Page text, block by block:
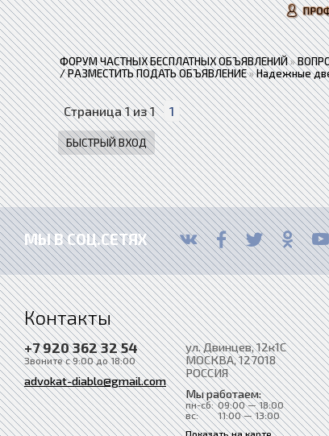
ФОРУМ ЧАСТНЫХ БЕСПЛАТНЫХ ОБЪЯВЛЕНИЙ»
/ РАЗМЕСТИТЬ ПОДАТЬ ОБЪЯВЛЕНИЕ»Надежные
Страница1из1
1
МЫ В СОЦ.СЕТЯХ
Контакты
+7 920 362 32 54
Звоните с 9:00 до 18:00
advokat-diablo@gmail.com
ул. Двинцев, 12к1С
МОСКВА, 127018
РОССИЯ
Мы работаем:
пн-сб: 09:00 — 18:00
вс:
11:00 — 13:00
Показать на карте